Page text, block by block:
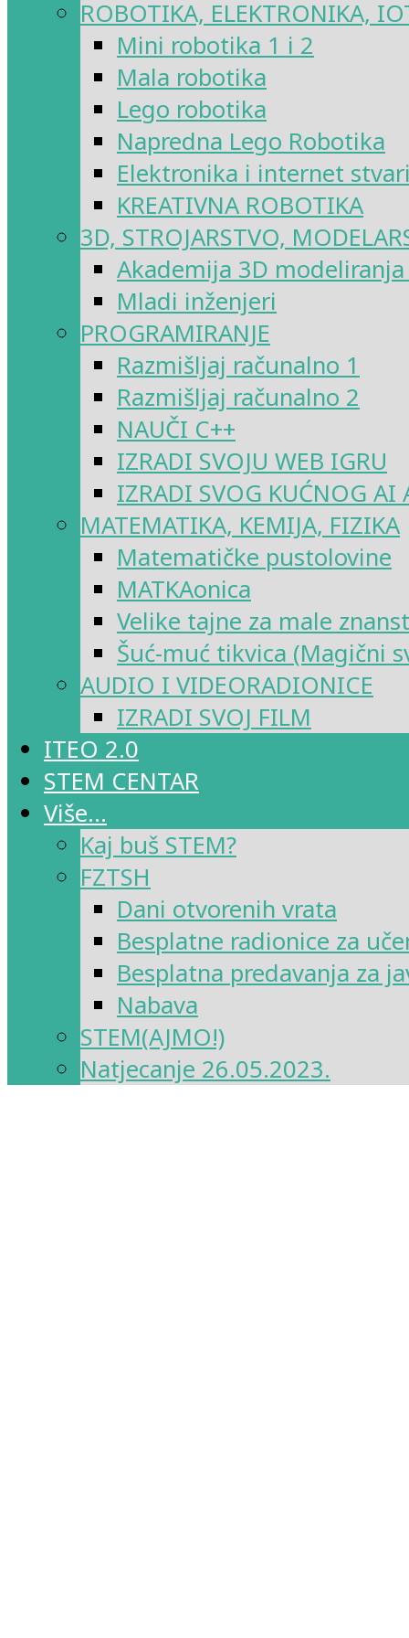
ROBOTIKA, ELEKTRONIKA,
Mini robotika 1 i 2
Mala robotika
Lego robotika
Napredna Lego Robotika
Elektronika i internet
KREATIVNA ROBOTIKA
3D, STROJARSTVO,
Akademija 3D
Mladi inženjeri
PROGRAMIRANJE
Razmišljaj računalno 1
Razmišljaj računalno 2
NAUČI C++
IZRADI SVOJU WEB IGRU
IZRADI SVOG KUĆNOG AI
MATEMATIKA, KEMIJA, FIZIKA
Matematičke pustolovine
MATKAonica
Velike tajne za male
Šuć-muć tikvica (Magični
AUDIO I VIDEORADIONICE
IZRADI SVOJ FILM
ITEO 2.0
STEM CENTAR
Više…
Kaj buš STEM?
FZTSH
Dani otvorenih vrata
Besplatne radionice za
Besplatna predavanja za
Nabava
STEM(AJMO!)
Natjecanje 26.05.2023.